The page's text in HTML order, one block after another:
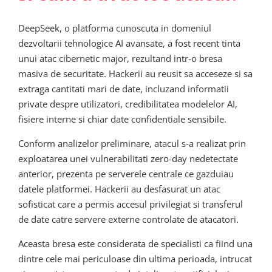
DeepSeek, o platforma cunoscuta in domeniul
dezvoltarii tehnologice AI avansate, a fost recent tinta
unui atac cibernetic major, rezultand intr-o bresa
masiva de securitate. Hackerii au reusit sa acceseze si sa
extraga cantitati mari de date, incluzand informatii
private despre utilizatori, credibilitatea modelelor AI,
fisiere interne si chiar date confidentiale sensibile.
Conform analizelor preliminare, atacul s-a realizat prin
exploatarea unei vulnerabilitati zero-day nedetectate
anterior, prezenta pe serverele centrale ce gazduiau
datele platformei. Hackerii au desfasurat un atac
sofisticat care a permis accesul privilegiat si transferul
de date catre servere externe controlate de atacatori.
Aceasta bresa este considerata de specialisti ca fiind una
dintre cele mai periculoase din ultima perioada, intrucat